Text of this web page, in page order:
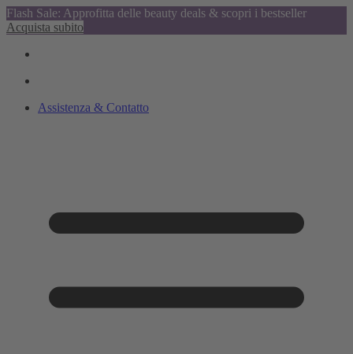
Flash Sale: Approfitta delle beauty deals & scopri i bestseller
Acquista subito
Assistenza & Contatto